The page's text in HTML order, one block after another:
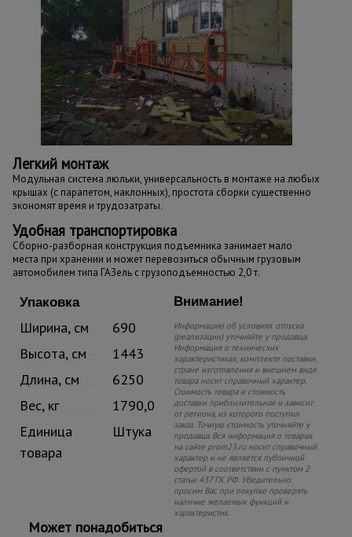
Легкий монтаж
Модульная система люльки, универсальность в монтаже на любых
крышах (с парапетом, наклонных), простота сборки существенно
экономят время и трудозатраты.
Удобная транспортировка
Сборно-разборная конструкция подъемника занимает мало
места при хранении и может перевозиться обычным грузовым
автомобилем типа ГАЗель с грузоподъемностью 2,0 т.
Упаковка
Ширина, см
690
Высота, см
1443
Длина, см
6250
Вес, кг
1790,0
Единица
товара
Штука
Внимание!
Информацию об условиях отпуска
(реализации) уточняйте у продавца.
Информация о технических
характеристиках, комплекте поставки,
стране изготовления и внешнем виде
товара носит справочный характер.
Стоимость товара и стоимость
доставки приблизительная и зависит
от региона, из которого поступил
заказ. Точную стоимость уточняйте у
продавца. Вся информация о товарах
на сайте prom23.ru носит справочный
характер и не является публичной
офертой в соответствии с пунктом 2
статьи 437 ГК РФ. Убедительно
просим Вас при покупке проверять
наличие желаемых функций и
характеристик.
Может понадобиться